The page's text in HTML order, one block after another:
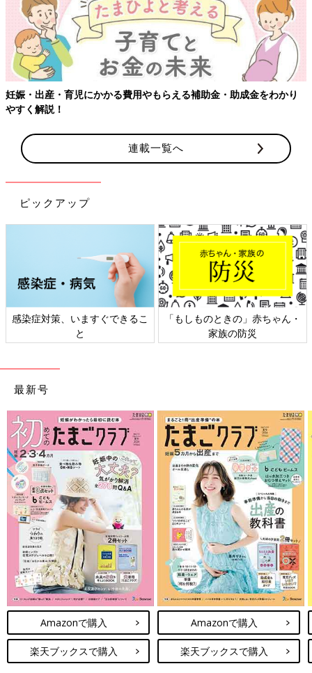
【ワクチン接種できるものも】妊婦の感染症対策、知っておいて！
連載一覧へ
ピックアップ
日本外来小児科学会リーフレッ
ト検討会
六星占術 細木かおりさんの人生
相談
最新号
Amazonで購入
楽天ブックスで購入
Amazonで購入
楽天ブックスで購入